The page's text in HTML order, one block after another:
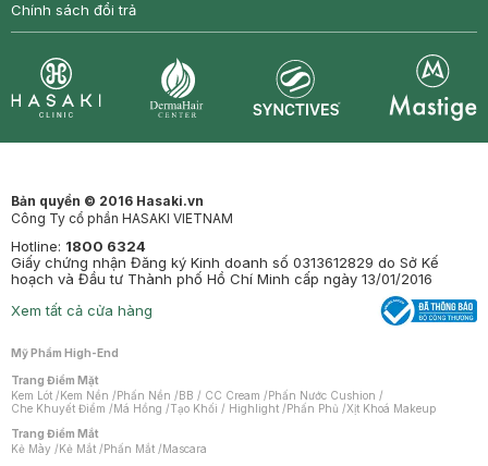
Chính sách đổi trả
Bản quyền © 2016 Hasaki.vn
Công Ty cổ phần HASAKI VIETNAM
Hotline: 1800 6324
Giấy chứng nhận Đăng ký Kinh doanh số 0313612829 do Sở Kế
hoạch và Đầu tư Thành phố Hồ Chí Minh cấp ngày 13/01/2016
Xem tất cả cửa hàng
Mỹ Phẩm High-End
Trang Điểm Mặt
Kem Lót /Kem Nền /Phấn Nền /BB / CC Cream /Phấn Nước Cushion /
Che Khuyết Điểm /Má Hồng /Tạo Khối / Highlight /Phấn Phủ /Xịt Khoá Makeup
Trang Điểm Mắt
Kẻ Mày /Kẻ Mắt /Phấn Mắt /Mascara